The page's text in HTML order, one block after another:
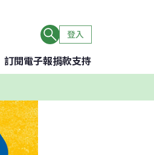
登入
訂閱電子報捐款支持